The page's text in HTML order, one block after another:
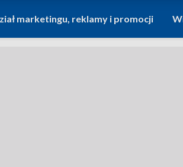
marketingu, reklamy i promocji